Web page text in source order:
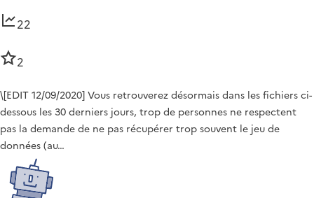
22
2
\[EDIT 12/09/2020] Vous retrouverez désormais dans les fichiers ci-
dessous les 30 derniers jours, trop de personnes ne respectent
pas la demande de ne pas récupérer trop souvent le jeu de
données (au…